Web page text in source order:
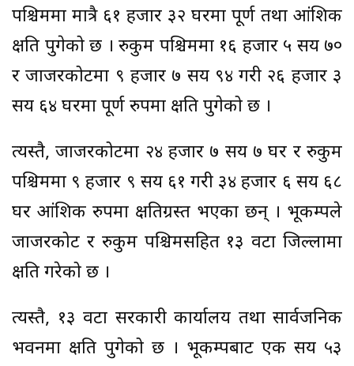
पश्चिममा मात्रै ६१ हजार ३२ घरमा पूर्ण तथा आंशिक
क्षति पुगेको छ । रुकुम पश्चिममा १६ हजार ५ सय ७०
र जाजरकोटमा ९ हजार ७ सय ९४ गरी २६ हजार ३
सय ६४ घरमा पूर्ण रुपमा क्षति पुगेको छ ।
त्यस्तै, जाजरकोटमा २४ हजार ७ सय ७ घर र रुकुम
पश्चिममा ९ हजार ९ सय ६१ गरी ३४ हजार ६ सय ६८
घर आंशिक रुपमा क्षतिग्रस्त भएका छन् । भूकम्पले
जाजरकोट र रुकुम पश्चिमसहित १३ वटा जिल्लामा
क्षति गरेको छ ।
त्यस्तै, १३ वटा सरकारी कार्यालय तथा सार्वजनिक
भवनमा क्षति पुगेको छ । भूकम्पबाट एक सय ५३